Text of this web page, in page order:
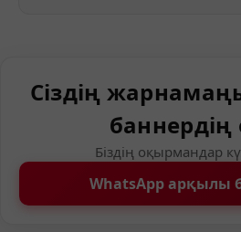
Сіздің
Біздің оқырмандар
WhatsApp арқылы